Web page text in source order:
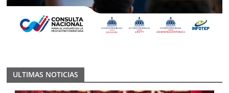
ULTIMAS NOTICIAS